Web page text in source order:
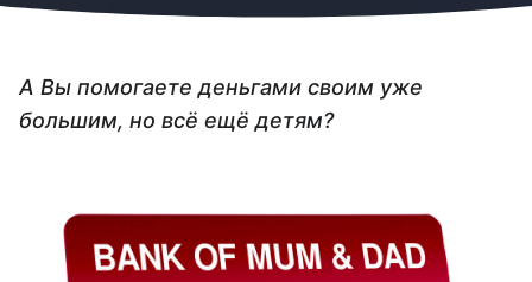
А Вы помогаете деньгами своим уже
большим, но всё ещё детям?